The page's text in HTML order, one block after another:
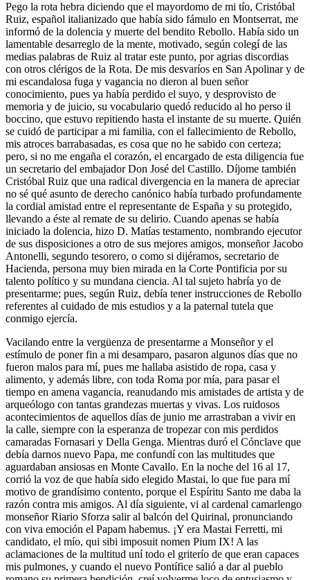
Pego la rota hebra diciendo que el mayordomo de mi tío, Cristóbal
Ruiz, español italianizado que había sido fámulo en Montserrat, me
informó de la dolencia y muerte del bendito Rebollo. Había sido un
lamentable desarreglo de la mente, motivado, según colegí de las
medias palabras de Ruiz al tratar este punto, por agrias discordias
con otros clérigos de la Rota. De mis desvaríos en San Apolinar y de
mi escandalosa fuga y vagancia no dieron al buen señor
conocimiento, pues ya había perdido el suyo, y desprovisto de
memoria y de juicio, su vocabulario quedó reducido al ho perso il
boccino, que estuvo repitiendo hasta el instante de su muerte. Quién
se cuidó de participar a mi familia, con el fallecimiento de Rebollo,
mis atroces barrabasadas, es cosa que no he sabido con certeza;
pero, si no me engaña el corazón, el encargado de esta diligencia fue
un secretario del embajador Don José del Castillo. Díjome también
Cristóbal Ruiz que una radical divergencia en la manera de apreciar
no sé qué asunto de derecho canónico había turbado profundamente
la cordial amistad entre el representante de España y su protegido,
llevando a éste al remate de su delirio. Cuando apenas se había
iniciado la dolencia, hizo D. Matías testamento, nombrando ejecutor
de sus disposiciones a otro de sus mejores amigos, monseñor Jacobo
Antonelli, segundo tesorero, o como si dijéramos, secretario de
Hacienda, persona muy bien mirada en la Corte Pontificia por su
talento político y su mundana ciencia. Al tal sujeto habría yo de
presentarme; pues, según Ruiz, debía tener instrucciones de Rebollo
referentes al cuidado de mis estudios y a la paternal tutela que
conmigo ejercía.
Vacilando entre la vergüenza de presentarme a Monseñor y el
estímulo de poner fin a mi desamparo, pasaron algunos días que no
fueron malos para mí, pues me hallaba asistido de ropa, casa y
alimento, y además libre, con toda Roma por mía, para pasar el
tiempo en amena vagancia, reanudando mis amistades de artista y de
arqueólogo con tantas grandezas muertas y vivas. Los ruidosos
acontecimientos de aquellos días de junio me arrastraban a vivir en
la calle, siempre con la esperanza de tropezar con mis perdidos
camaradas Fornasari y Della Genga. Mientras duró el Cónclave que
debía darnos nuevo Papa, me confundí con las multitudes que
aguardaban ansiosas en Monte Cavallo. En la noche del 16 al 17,
corrió la voz de que había sido elegido Mastai, lo que fue para mí
motivo de grandísimo contento, porque el Espíritu Santo me daba la
razón contra mis amigos. Al día siguiente, vi al cardenal camarlengo
monseñor Riario Sforza salir al balcón del Quirinal, pronunciando
con viva emoción el Papam habemus. ¡Y era Mastai Ferretti, mi
candidato, el mío, qui sibi imposuit nomen Pium IX! A las
aclamaciones de la multitud uní todo el griterío de que eran capaces
mis pulmones, y cuando el nuevo Pontífice salió a dar al pueblo